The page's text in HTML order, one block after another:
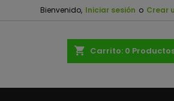
Bienvenido, Iniciar sesión o Crear
shopping_cart Carrito: 0